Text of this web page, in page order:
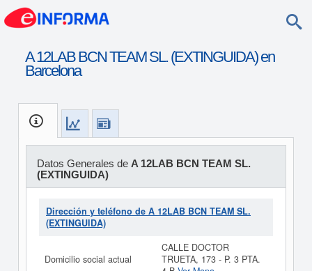
A 12LAB BCN TEAM SL. (EXTINGUIDA) en
Barcelona
Datos Generales de A 12LAB BCN TEAM SL.
(EXTINGUIDA)
Dirección y teléfono de A 12LAB BCN TEAM SL.
(EXTINGUIDA)
Domicilio social actual
CALLE DOCTOR
TRUETA, 173 - P. 3 PTA.